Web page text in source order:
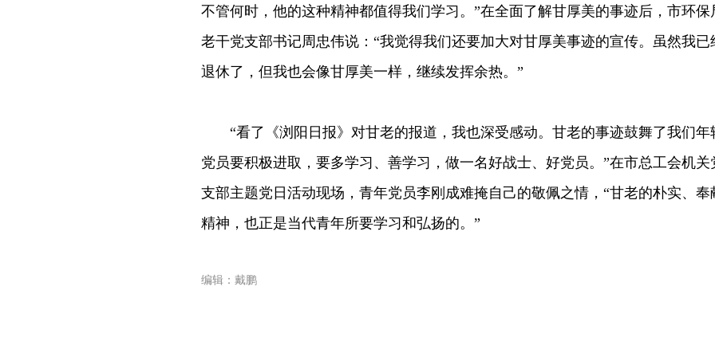
不管何时，他的这种精神都值得我们学习。”在全面了解甘厚美的事迹后，市环保
老干党支部书记周忠伟说：“我觉得我们还要加大对甘厚美事迹的宣传。虽然我已
退休了，但我也会像甘厚美一样，继续发挥余热。”
“看了《浏阳日报》对甘老的报道，我也深受感动。甘老的事迹鼓舞了我们年
党员要积极进取，要多学习、善学习，做一名好战士、好党员。”在市总工会机关
支部主题党日活动现场，青年党员李刚成难掩自己的敬佩之情，“甘老的朴实、奉
精神，也正是当代青年所要学习和弘扬的。”
编辑：戴鹏